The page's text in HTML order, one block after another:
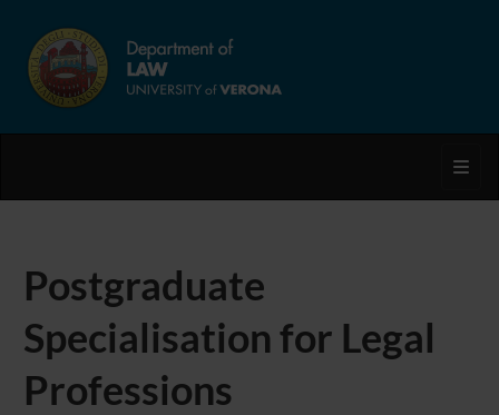
Postgraduate
Specialisation for Legal
Professions